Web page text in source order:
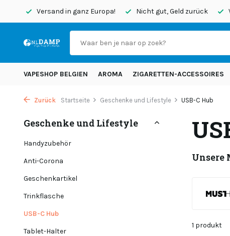
Versand in ganz Europa! Nicht gut, Geld zurück
VAPESHOP BELGIEN AROMA ZIGARETTEN-ACCESSOIRES
Zurück Startseite Geschenke und Lifestyle USB-C Hub
Geschenke und Lifestyle
Handyzubehör
Anti-Corona
Geschenkartikel
Trinkflasche
USB-C Hub
Tablet-Halter
Unsere
1 produkt